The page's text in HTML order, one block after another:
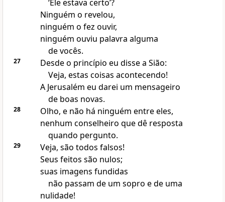
‘Ele estava certo’?
Ninguém o revelou,
ninguém o fez ouvir,
ninguém ouviu palavra alguma
de vocês.
27
Desde o princípio eu disse a Sião:
Veja, estas coisas acontecendo!
A Jerusalém eu darei um mensageiro
de boas novas.
28
Olho, e não há ninguém entre eles,
nenhum conselheiro que dê resposta
quando pergunto.
29
Veja, são todos falsos!
Seus feitos são nulos;
suas imagens fundidas
não passam de um sopro e de uma
nulidade!